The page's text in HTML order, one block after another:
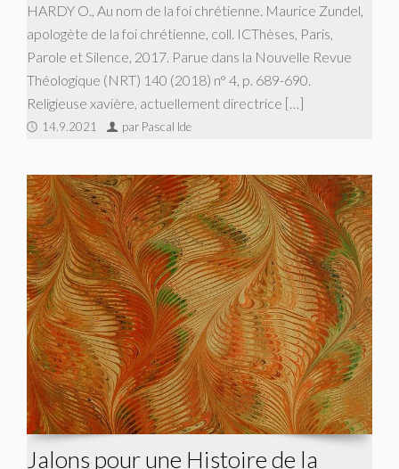
HARDY O., Au nom de la foi chrétienne. Maurice Zundel,
apologète de la foi chrétienne, coll. ICThèses, Paris,
Parole et Silence, 2017. Parue dans la Nouvelle Revue
Théologique (NRT) 140 (2018) n° 4, p. 689-690.
Religieuse xavière, actuellement directrice […]
14.9.2021 par Pascal Ide
Jalons pour une Histoire de la